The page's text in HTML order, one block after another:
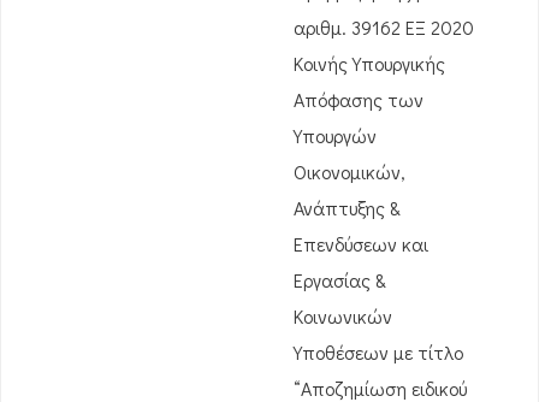
αριθμ. 39162 ΕΞ 2020
Κοινής Υπουργικής
Απόφασης των
Υπουργών
Οικονομικών,
Ανάπτυξης &
Επενδύσεων και
Εργασίας &
Κοινωνικών
Υποθέσεων με τίτλο
“Αποζημίωση ειδικού